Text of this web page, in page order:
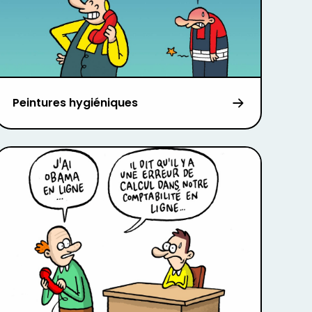
Peintures hygiéniques